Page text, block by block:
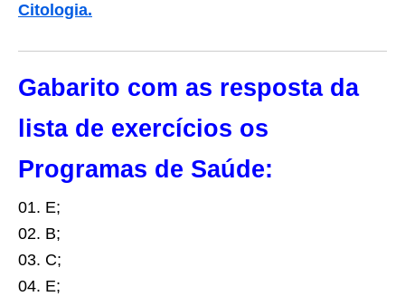
Citologia.
Gabarito com as resposta da
lista de exercícios os
Programas de Saúde:
01. E;
02. B;
03. C;
04. E;